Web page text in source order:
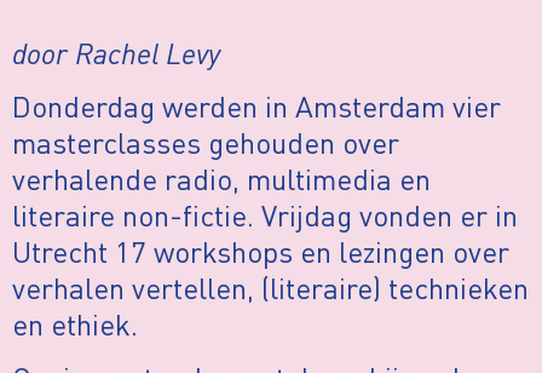
door Rachel Levy
Donderdag werden in Amsterdam vier
masterclasses gehouden over
verhalende radio, multimedia en
literaire non-fictie. Vrijdag vonden er in
Utrecht 17 workshops en lezingen over
verhalen vertellen, (literaire) technieken
en ethiek.